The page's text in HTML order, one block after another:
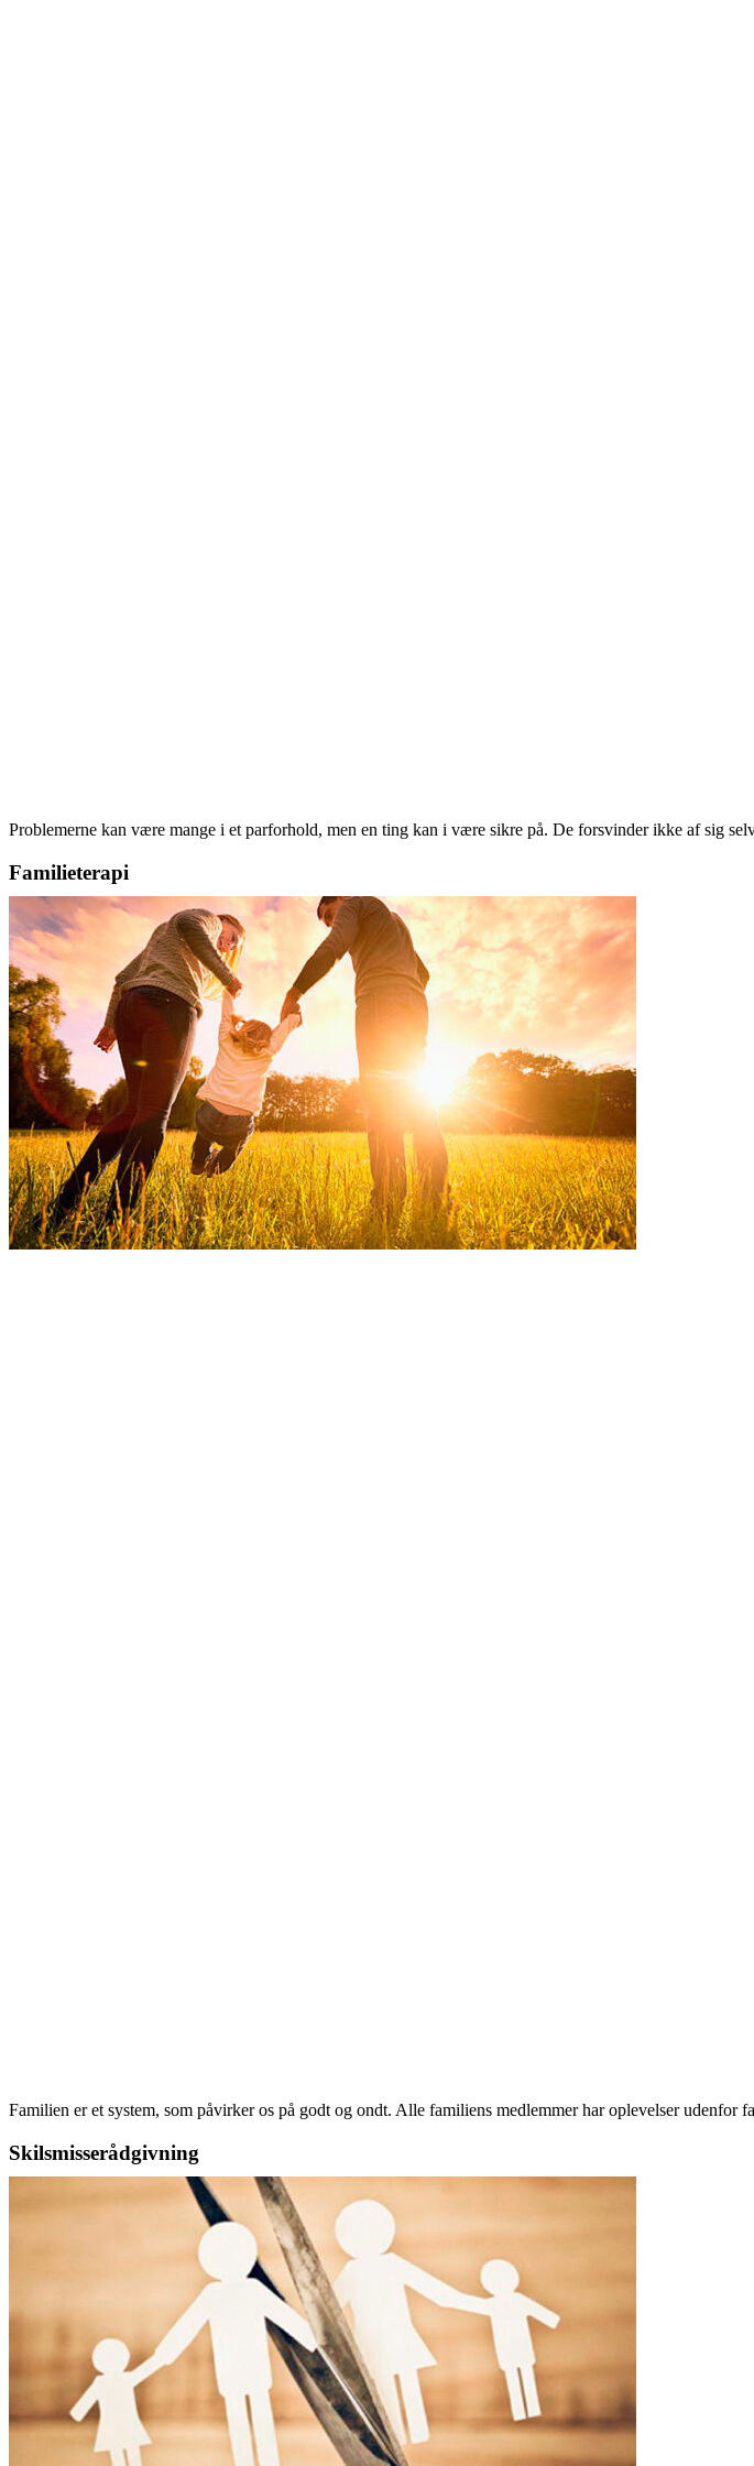
Problemerne kan være mange i et parforhold, men en ting kan i være sikre på. De forsvinder ikke af sig
Familieterapi
Familien er et system, som påvirker os på godt og ondt. Alle familiens medlemmer har oplevelser udenfor
Skilsmisserådgivning